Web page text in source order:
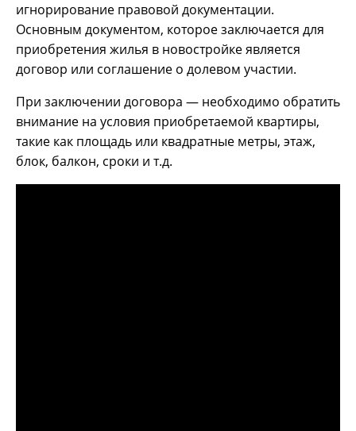
игнорирование правовой документации.
Основным документом, которое заключается для
приобретения жилья в новостройке является
договор или соглашение о долевом участии.
При заключении договора — необходимо обратить
внимание на условия приобретаемой квартиры,
такие как площадь или квадратные метры, этаж,
блок, балкон, сроки и т.д.